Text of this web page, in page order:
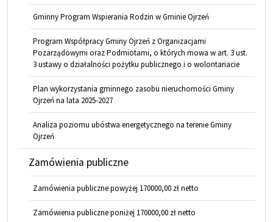
Gminny Program Wspierania Rodzin w Gminie Ojrzeń
Program Współpracy Gminy Ojrzeń z Organizacjami
Pozarządowymi oraz Podmiotami, o których mowa w art. 3 ust.
3 ustawy o działalności pożytku publicznego i o wolontariacie
Plan wykorzystania gminnego zasobu nieruchomości Gminy
Ojrzeń na lata 2025-2027
Analiza poziomu ubóstwa energetycznego na terenie Gminy
Ojrzeń
Zamówienia publiczne
Zamówienia publiczne powyżej 170000,00 zł netto
Zamówienia publiczne poniżej 170000,00 zł netto